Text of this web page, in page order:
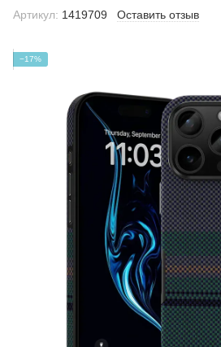
Артикул: 1419709 Оставить отзыв
−17%